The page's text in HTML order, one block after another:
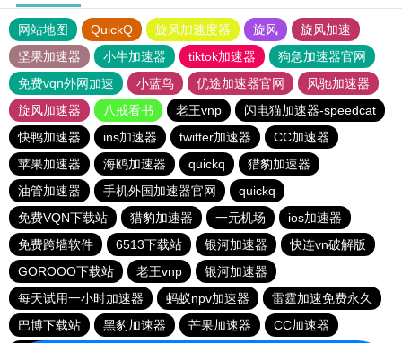
网站地图 QuickQ 旋风加速度器 旋风
旋风加速
坚果加速器
小牛加速器 tiktok加速器
狗急加速器官网
免费vqn外网加速
小蓝鸟 优途加速器官网
风驰加速器
旋风加速器
八戒看书 老王vnp
闪电猫加速器-speedcat
快鸭加速器
ins加速器 twitter加速器
CC加速器
苹果加速器
海鸥加速器 quickq
猎豹加速器
油管加速器
手机外国加速器官网
quickq
免费VQN下载站
猎豹加速器 一元机场
ios加速器
免费跨墙软件
6513下载站 银河加速器
快连vn破解版
GOROOO下载站
老王vnp
银河加速器
每天试用一小时加速器
蚂蚁npv加速器
雷霆加速免费永久
巴博下载站
黑豹加速器 芒果加速器 CC加速器